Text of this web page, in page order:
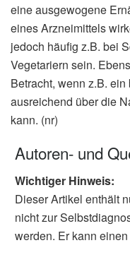
eine ausgewogene
eines Arzneimittels
jedoch häufig z.B. bei
Vegetariern sein.
Betracht, wenn z.B.
ausreichend über die
kann. (nr)
Autoren- und
Wichtiger Hinweis:
Dieser Artikel enthält
nicht zur
werden. Er kann